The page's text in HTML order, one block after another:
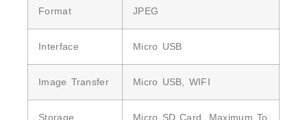
Format JPEG
Interface Micro USB
Image Transfer Micro USB, WIFI
Storage
Micro SD Card, Maximum To